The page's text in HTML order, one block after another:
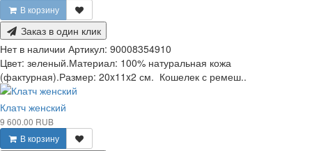
В корзину
Заказ в один клик
Нет в наличии Артикул: 90008354910
Цвет: зеленый.Материал: 100% натуральная кожа
(фактурная).Размер: 20x11x2 см. Кошелек с ремеш..
Клатч женский
9 600.00 RUB
В корзину